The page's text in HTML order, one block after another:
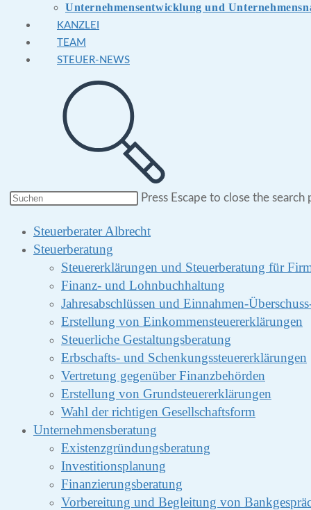
Unternehmensentwicklung und
KANZLEI
TEAM
STEUER-NEWS
Press Escape to close the search
Steuerberater Albrecht
Steuerberatung
Steuererklärungen und Steuerberatung für
Finanz- und Lohnbuchhaltung
Jahresabschlüssen und Einnahmen-
Erstellung von Einkommensteuererklärungen
Steuerliche Gestaltungsberatung
Erbschafts- und Schenkungssteuererklärungen
Vertretung gegenüber Finanzbehörden
Erstellung von Grundsteuererklärungen
Wahl der richtigen Gesellschaftsform
Unternehmensberatung
Existenzgründungsberatung
Investitionsplanung
Finanzierungsberatung
Vorbereitung und Begleitung von